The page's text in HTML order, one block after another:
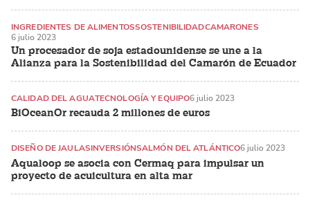
Un procesador de soja estadounidense se une a la
Alianza para la Sostenibilidad del Camarón de Ecuador
INGREDIENTES DE ALIMENTOSSOSTENIBILIDADCAMARONES
6 julio 2023
BiOceanOr recauda 2 millones de euros
CALIDAD DEL AGUATECNOLOGÍA Y EQUIPO6 julio 2023
Aqualoop se asocia con Cermaq para impulsar un
proyecto de acuicultura en alta mar
DISEÑO DE JAULASINVERSIÓNSALMÓN DEL ATLÁNTICO6 julio 2023